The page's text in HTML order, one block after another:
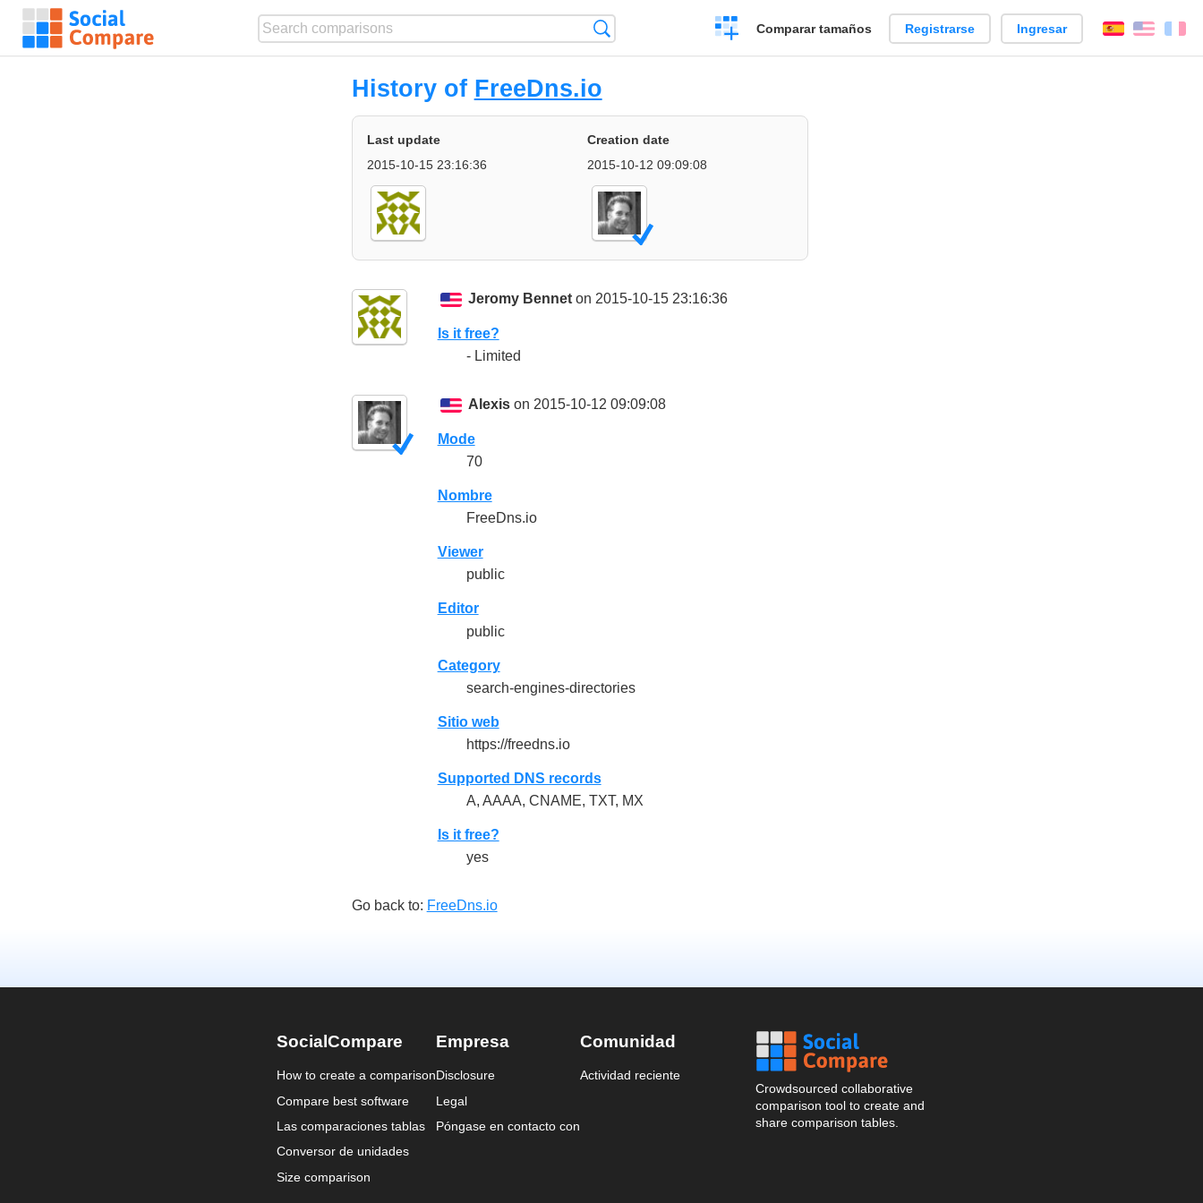
Crear
una
Comparar tamaños Registrarse Ingresar EspañolEnglish
History of FreeDns.io
Last update
2015-10-15 23:16:36
Creation date
2015-10-12 09:09:08
Jeromy Bennet on 2015-10-15 23:16:36
Is it free?
- Limited
Alexis on 2015-10-12 09:09:08
Mode
70
Nombre
FreeDns.io
Viewer
public
Editor
public
Category
search-engines-directories
Sitio web
https://freedns.io
Supported DNS records
A, AAAA, CNAME, TXT, MX
Is it free?
yes
Go back to: FreeDns.io
SocialCompare
How to create a comparison
Compare best software
Las comparaciones tablas
Conversor de unidades
Size comparison
Empresa
Disclosure
Legal
Póngase en contacto con
Comunidad
Actividad reciente
Crowdsourced collaborative
comparison tool to create and
share comparison tables.